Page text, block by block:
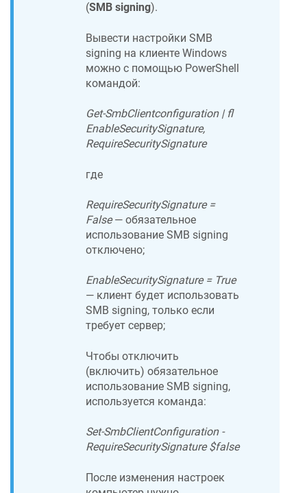
(SMB signing).
Вывести настройки SMB
signing на клиенте Windows
можно с помощью PowerShell
командой:
Get-SmbClientconfiguration | fl
EnableSecuritySignature,
RequireSecuritySignature
где
RequireSecuritySignature =
False— обязательное
использование SMB signing
отключено;
EnableSecuritySignature = True
— клиент будет использовать
SMB signing, только если
требует сервер;
Чтобы отключить
(включить) обязательное
использование SMB signing,
используется команда:
Set-SmbClientConfiguration -
RequireSecuritySignature $false
После изменения настроек